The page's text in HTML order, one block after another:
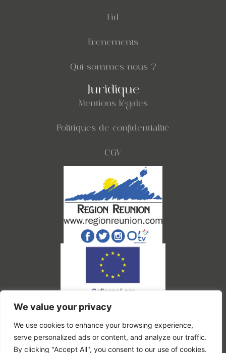
We value your privacy
We use cookies to enhance your browsing experience,
serve personalized ads or content, and analyze our traffic.
By clicking "Accept All", you consent to our use of cookies.
Eid
Evenements
Qui sommes nous ?
Juridique
Mentions légales
Politiques de confidentialité
CGV
Ce site a été financé par l'Union Européenne dans le cadre du programme FEDER-
La Réunion.